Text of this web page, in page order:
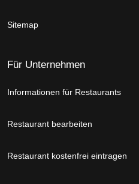
Sitemap
Für Unternehmen
Informationen für Restaurants
Restaurant bearbeiten
Restaurant kostenfrei eintragen